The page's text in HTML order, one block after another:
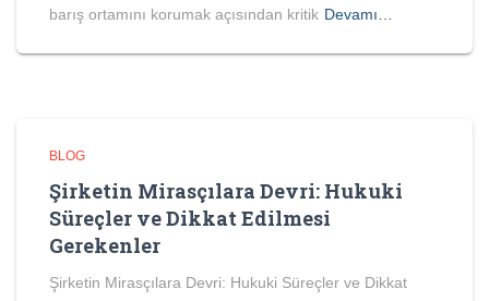
barış ortamını korumak açısından kritik Devamı…
BLOG
Şirketin Mirasçılara Devri: Hukuki
Süreçler ve Dikkat Edilmesi
Gerekenler
Şirketin Mirasçılara Devri: Hukuki Süreçler ve Dikkat